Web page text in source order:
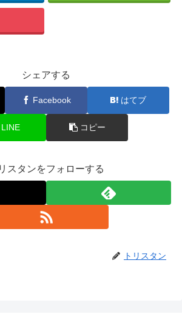
シェアする
Facebook はてブ
LINE コピー
スタンをフォローする
トリスタン